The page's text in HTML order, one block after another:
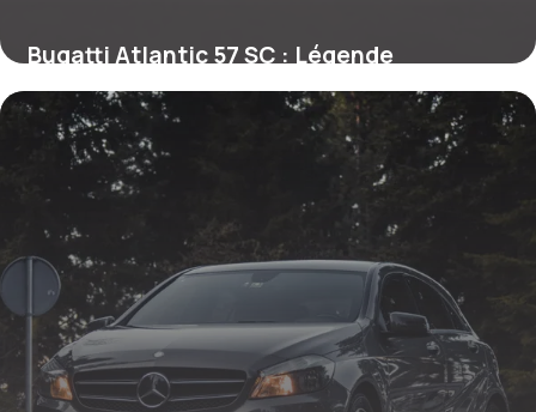
Bugatti Atlantic 57 SC : Légende
Automobile
26 mai 2026